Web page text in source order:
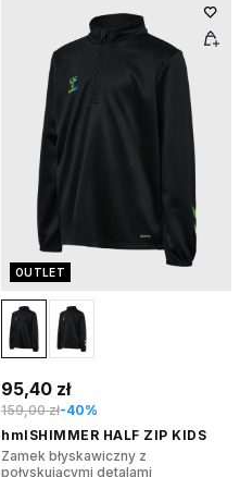
OUTLET
95,40 zł
159,00 zł-40%
hmlSHIMMER HALF ZIP KIDS
Zamek błyskawiczny z
połyskującymi detalami